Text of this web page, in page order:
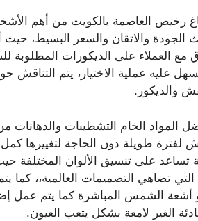
رخيص العاصمة بالكويت من أهم
الجودة والاتقان والسعر البسيط، حيث
مع العملاء على الديكورات
عليه عملية الاختيار، يتم
والديكور.
المواد الخام التشطيبات والدهانات
لفترة طويلة دون الحاجة لتغييرها
تساعد على تنسيق الألوان المختلفة
تضاهي التصميمات العالمية،، كما
أو أشعة الشمس المباشرة كما يتم
الغير لامعة بشكل يتعب العيون.